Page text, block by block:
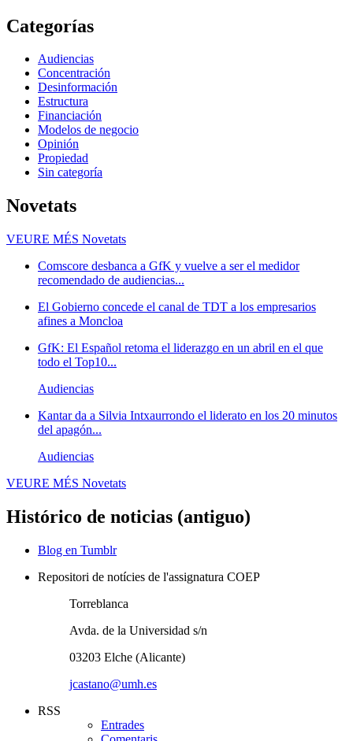
Categorías
Audiencias
Concentración
Desinformación
Estructura
Financiación
Modelos de negocio
Opinión
Propiedad
Sin categoría
Novetats
VEURE MÉS Novetats
Comscore desbanca a GfK y vuelve a ser el medidor
recomendado de audiencias...
El Gobierno concede el canal de TDT a los empresarios
afines a Moncloa
GfK: El Español retoma el liderazgo en un abril en el que
todo el Top10...
Audiencias
Kantar da a Silvia Intxaurrondo el liderato en los 20 minutos
del apagón...
Audiencias
VEURE MÉS Novetats
Histórico de noticias (antiguo)
Blog en Tumblr
Repositori de notícies de l'assignatura COEP
Torreblanca
Avda. de la Universidad s/n
03203 Elche (Alicante)
jcastano@umh.es
RSS
Entrades